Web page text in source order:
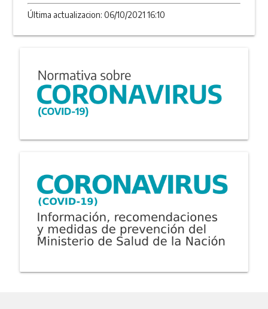
Última actualizacion: 06/10/2021 16:10